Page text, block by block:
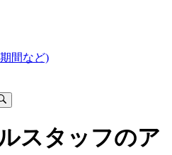
間など)
スタッフのア